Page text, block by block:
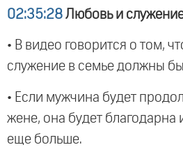
02:35:28 Любовь и
• В видео говорится о том,
служение в семье должны
• Если мужчина будет
жене, она будет благодарна
еще больше.